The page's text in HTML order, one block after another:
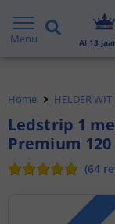
Menu Al 13
Voor
Home HELDER WIT
Ledstrip 1
Premium
(64